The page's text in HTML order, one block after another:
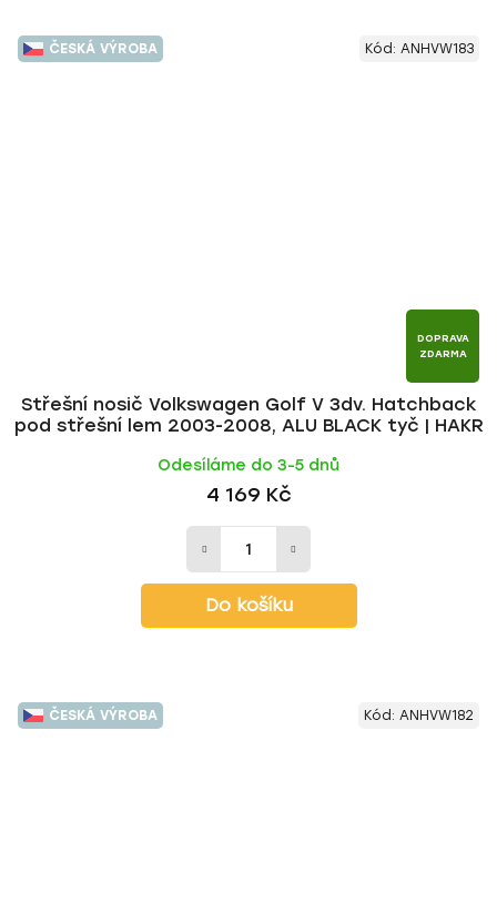
ČESKÁ VÝROBA
DOPRAVA
ZDARMA
Střešní nosič Volkswagen Golf V 3dv. Hatchback
pod střešní lem 2003-2008, ALU BLACK tyč | HAKR
Odesíláme do 3-5 dnů
4 169 Kč
Do košíku
Kód: ANHVW183
ČESKÁ VÝROBA Kód: ANHVW182